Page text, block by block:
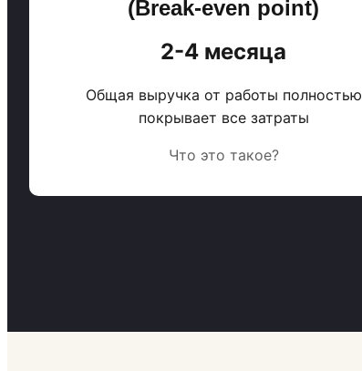
(Break-even point)
2-4 месяца
Общая выручка от работы полностью
покрывает все затраты
Что это такое?